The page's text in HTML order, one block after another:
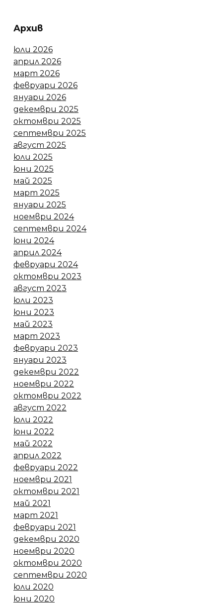
Архив
юли 2026
април 2026
март 2026
февруари 2026
януари 2026
декември 2025
октомври 2025
септември 2025
август 2025
юли 2025
юни 2025
май 2025
март 2025
януари 2025
ноември 2024
септември 2024
юни 2024
април 2024
февруари 2024
октомври 2023
август 2023
юли 2023
юни 2023
май 2023
март 2023
февруари 2023
януари 2023
декември 2022
ноември 2022
октомври 2022
август 2022
юли 2022
юни 2022
май 2022
април 2022
февруари 2022
ноември 2021
октомври 2021
май 2021
март 2021
февруари 2021
декември 2020
ноември 2020
октомври 2020
септември 2020
юли 2020
юни 2020